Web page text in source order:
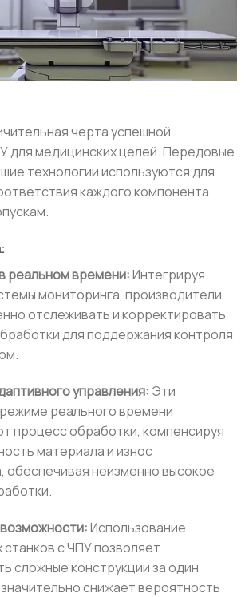
черта успешной
для медицинских целей. Передовые
технологии используются для
каждого компонента
реальном времени:Интегрируя
мониторинга, производители
отслеживать и корректировать
для поддержания контроля
управления: Эти
реального времени
процесс обработки, компенсируя
материала и износ
обеспечивая неизменно высокое
Использование
с ЧПУ позволяет
сложные конструкции за один
снижает вероятность